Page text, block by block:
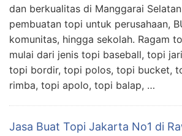
dan berkualitas di Manggarai
pembuatan topi untuk perusahaan,
komunitas, hingga sekolah. Ragam
mulai dari jenis topi baseball, topi
topi bordir, topi polos, topi bucket,
rimba, topi apolo, topi balap, …
Jasa Buat Topi Jakarta No1 di